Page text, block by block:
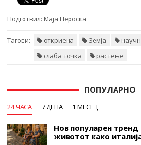
Подготвил: Маја Пероска
Тагови: откриена Земја
слаба точка
растење
ПОПУЛАРНО
24 ЧАСА 7 ДЕНА 1 МЕСЕЦ
Нов популарен тренд
животот како